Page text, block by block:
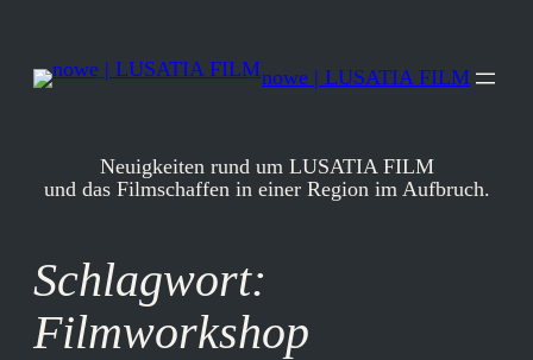
springen
nowe | LUSATIA FILM
Neuigkeiten rund um LUSATIA FILM
und das Filmschaffen in einer Region im Aufbruch.
Schlagwort:
Filmworkshop